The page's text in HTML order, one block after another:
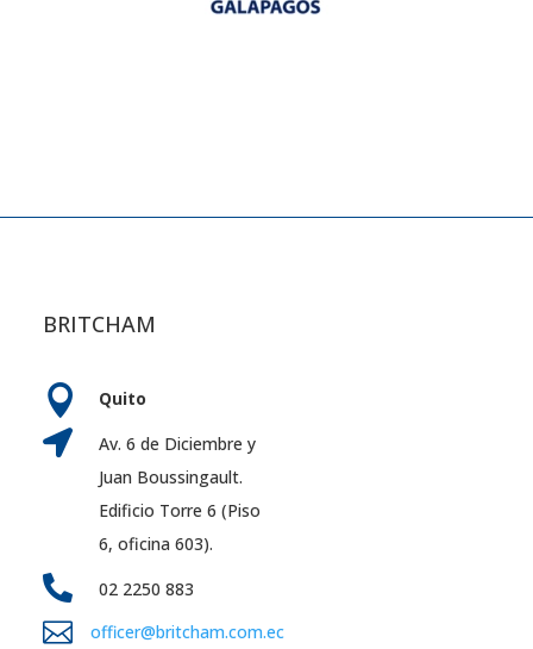
BRITCHAM
 Quito

Av. 6 de Diciembre y
Juan Boussingault.
Edificio Torre 6 (Piso
6, oficina 603).
 02 2250 883

officer@britcham.com.ec